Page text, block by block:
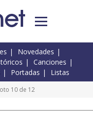
Novedades
Canciones
Portadas Listas
10 de 12